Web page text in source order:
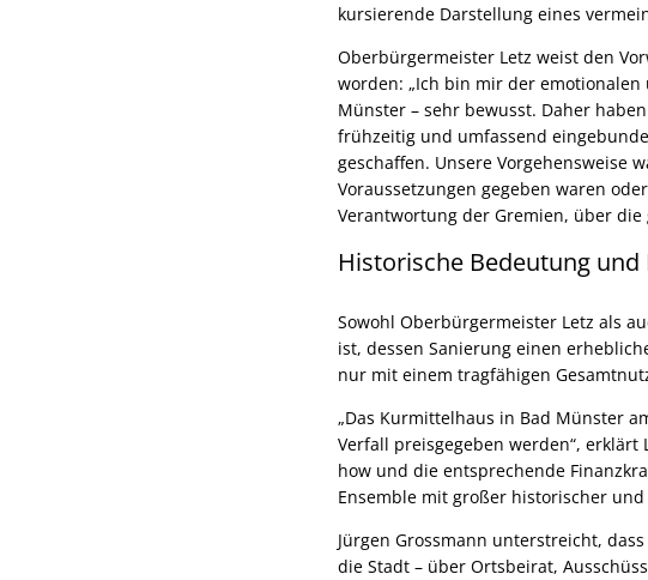
kursierende Darstellung eines
Oberbürgermeister Letz weist den
worden: „Ich bin mir der
Münster – sehr bewusst. Daher
frühzeitig und umfassend
geschaffen. Unsere Vorgehensweise
Voraussetzungen gegeben waren
Verantwortung der Gremien, über die
Historische Bedeutung
Sowohl Oberbürgermeister Letz als
ist, dessen Sanierung einen
nur mit einem tragfähigen
„Das Kurmittelhaus in Bad Münster
Verfall preisgegeben werden“,
how und die entsprechende
Ensemble mit großer historischer
Jürgen Grossmann unterstreicht,
die Stadt – über Ortsbeirat,